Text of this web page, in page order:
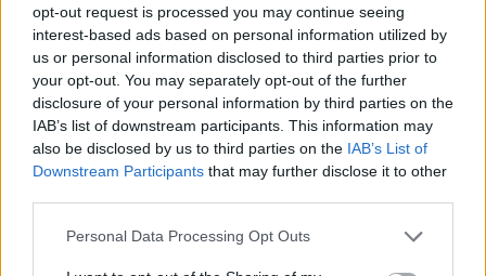
opt-out request is processed you may continue seeing
interest-based ads based on personal information utilized by
us or personal information disclosed to third parties prior to
your opt-out. You may separately opt-out of the further
disclosure of your personal information by third parties on the
IAB’s list of downstream participants. This information may
also be disclosed by us to third parties on the IAB’s List of
Downstream Participants that may further disclose it to other
Personal Data Processing Opt Outs
TAGS ΕΡΓΑΣΙΕΣ ΑΠΟΚΑΤΑΣΤΑΣΗΣ ΣΧΟΛΕΙΑ ΔΗΜΟΥ ΜΑΡΑΘΩΝΟΣ